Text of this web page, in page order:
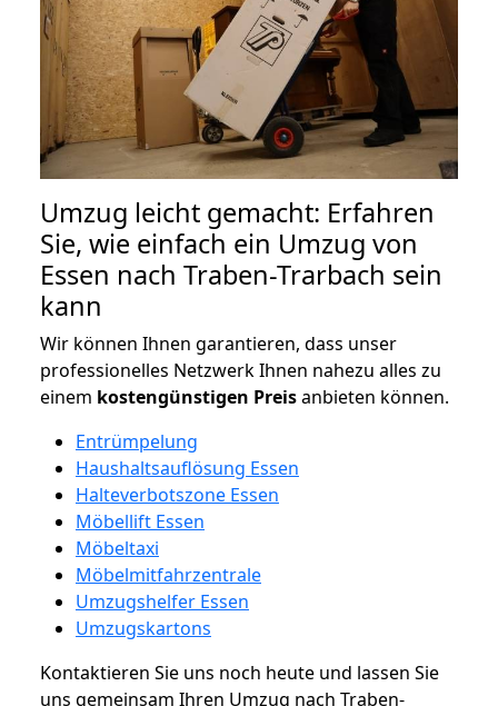
Umzug leicht gemacht: Erfahren
Sie, wie einfach ein Umzug von
Essen nach Traben-Trarbach sein
kann
Wir können Ihnen garantieren, dass unser
professionelles Netzwerk Ihnen nahezu alles zu
einem kostengünstigen Preisanbieten können.
Entrümpelung
Haushaltsauflösung Essen
Halteverbotszone Essen
Möbellift Essen
Möbeltaxi
Möbelmitfahrzentrale
Umzugshelfer Essen
Umzugskartons
Kontaktieren Sie uns noch heute und lassen Sie
uns gemeinsam Ihren Umzug nach Traben-